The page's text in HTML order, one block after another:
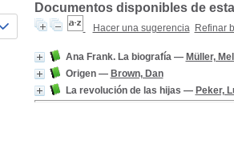
Documentos disponibles de
Hacer una sugerencia Refinar
Ana Frank. La biografía— Müller,
Origen— Brown, Dan
La revolución de las hijas — Peker,